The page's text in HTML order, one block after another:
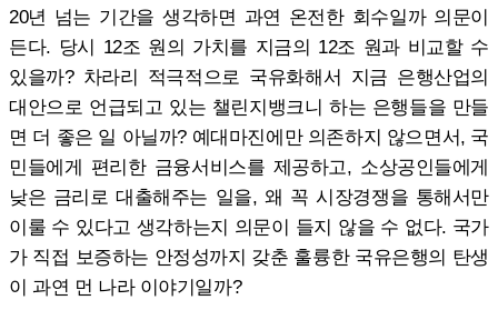
20년 넘는 기간을 생각하면 과연 온전한 회수일까 의문이
든다. 당시 12조 원의 가치를 지금의 12조 원과 비교할 수
있을까? 차라리 적극적으로 국유화해서 지금 은행산업의
대안으로 언급되고 있는 챌린지뱅크니 하는 은행들을 만들
면 더 좋은 일 아닐까? 예대마진에만 의존하지 않으면서, 국
민들에게 편리한 금융서비스를 제공하고, 소상공인들에게
낮은 금리로 대출해주는 일을, 왜 꼭 시장경쟁을 통해서만
이룰 수 있다고 생각하는지 의문이 들지 않을 수 없다. 국가
가 직접 보증하는 안정성까지 갖춘 훌륭한 국유은행의 탄생
이 과연 먼 나라 이야기일까?